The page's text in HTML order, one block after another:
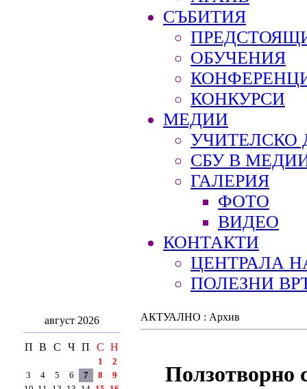
СЪБИТИЯ
ОБУЧЕНИЯ
КОНКУРСИ
МЕДИИ
УЧИТЕЛСКО
СБУ В
ГАЛЕРИЯ
ФОТО
ВИДЕО
КОНТАКТИ
ЦЕНТРАЛА
ПОЛЕЗНИ
август 2026
П В С Ч П С Н
1
2
3
4 5 6 7 8
9
АКТУАЛНО : Архив
Ползотворно